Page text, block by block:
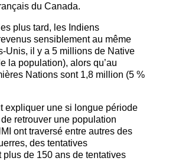
du Canada.
plus tard, les Indiens
sensiblement au même
Unis, il y a 5 millions de Native
la population), alors qu’au
Nations sont 1,8 million (5 %
expliquer une si longue période
retrouver une population
ont traversé entre autres des
des tentatives
plus de 150 ans de tentatives